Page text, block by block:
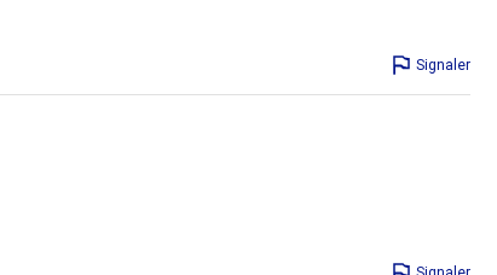
Signaler